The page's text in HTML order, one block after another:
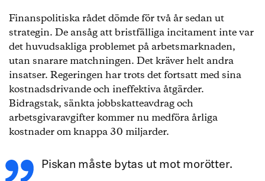
Finanspolitiska rådet dömde för två år sedan ut
strategin. De ansåg att bristfälliga incitament inte var
det huvudsakliga problemet på arbetsmarknaden,
utan snarare matchningen. Det kräver helt andra
insatser. Regeringen har trots det fortsatt med sina
kostnadsdrivande och ineffektiva åtgärder.
Bidragstak, sänkta jobbskatteavdrag och
arbetsgivaravgifter kommer nu medföra årliga
kostnader om knappa 30 miljarder.
Piskan måste bytas ut mot morötter.